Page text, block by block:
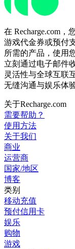
在 Recharge.com
游戏代金券或预付
所需的产品，使用
立刻通过电子邮件
灵活性与全球互联
无缝沟通与娱乐体验
关于Recharge.com
需要帮助？
使用方法
关于我们
商业
运营商
国家/地区
博客
类别
移动充值
预付信用卡
娱乐
购物
游戏